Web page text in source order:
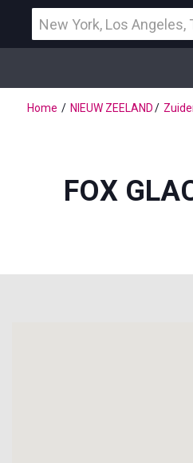
een
bestemming
Home
NIEUW ZEELAND
FOX